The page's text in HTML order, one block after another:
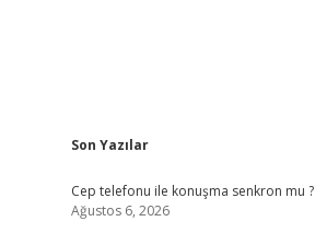
Sidebar
Son Yazılar
Cep telefonu ile konuşma senkron mu ?
Ağustos 6, 2026